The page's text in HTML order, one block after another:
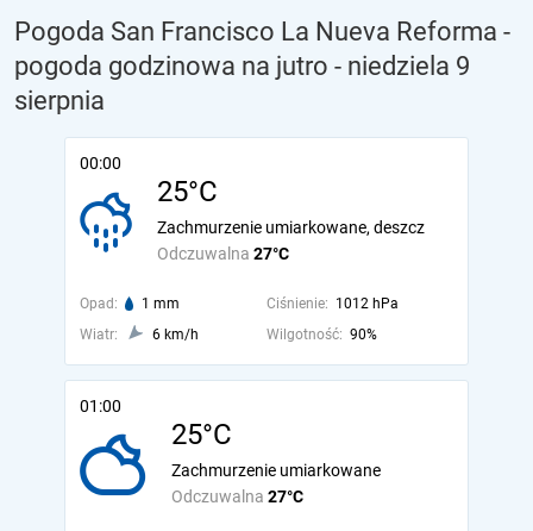
Pogoda San Francisco La Nueva Reforma -
pogoda godzinowa na jutro - niedziela 9
sierpnia
00:00
25°C
Odczuwalna 27°C
Zachmurzenie umiarkowane, deszcz
Opad: 1 mm Ciśnienie: 1012 hPa
Wiatr:
6 km/h Wilgotność: 90%
01:00
25°C
Odczuwalna 27°C
Zachmurzenie umiarkowane